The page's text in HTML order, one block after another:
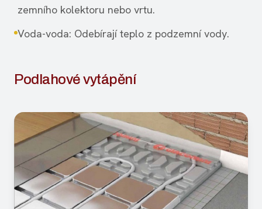
zemního kolektoru nebo vrtu.
Voda-voda: Odebírají teplo z podzemní vody.
Podlahové vytápění